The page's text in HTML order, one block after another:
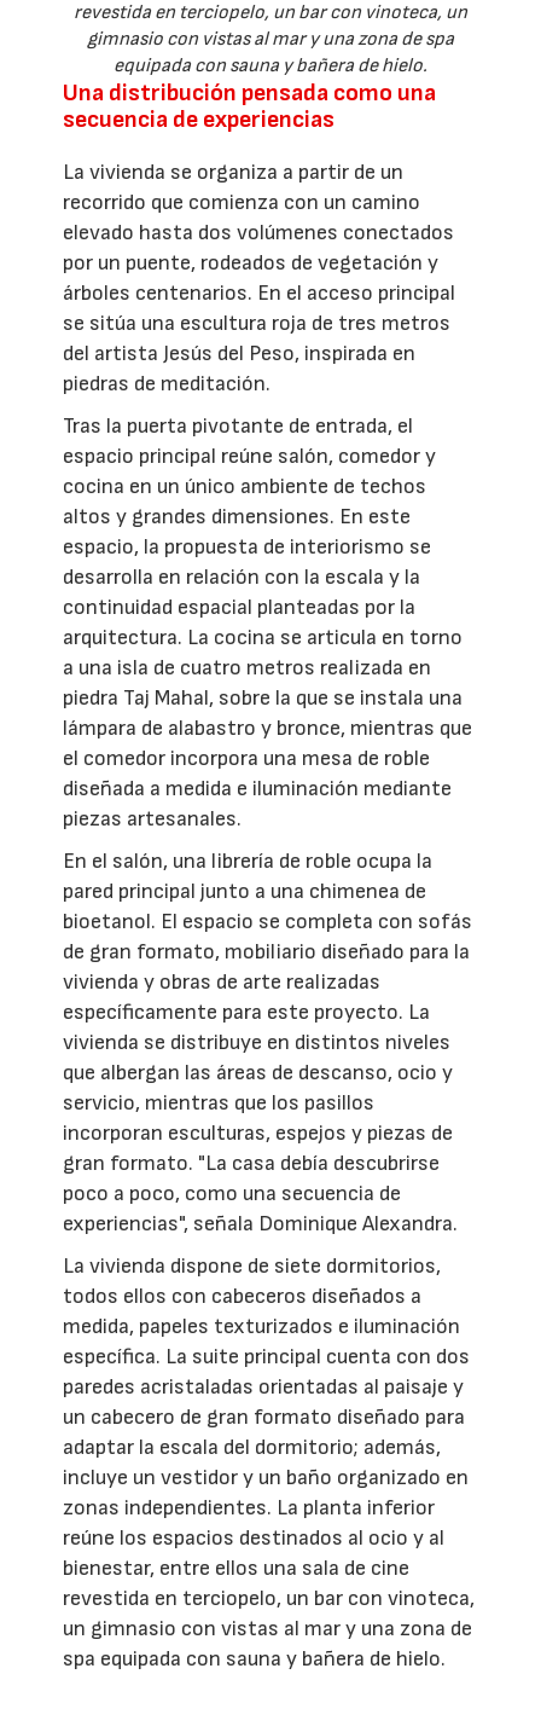
revestida en terciopelo, un bar con vinoteca, un
gimnasio con vistas al mar y una zona de spa
equipada con sauna y bañera de hielo.
Una distribución pensada como una
secuencia de experiencias
La vivienda se organiza a partir de un
recorrido que comienza con un camino
elevado hasta dos volúmenes conectados
por un puente, rodeados de vegetación y
árboles centenarios. En el acceso principal
se sitúa una escultura roja de tres metros
del artista Jesús del Peso, inspirada en
piedras de meditación.
Tras la puerta pivotante de entrada, el
espacio principal reúne salón, comedor y
cocina en un único ambiente de techos
altos y grandes dimensiones. En este
espacio, la propuesta de interiorismo se
desarrolla en relación con la escala y la
continuidad espacial planteadas por la
arquitectura. La cocina se articula en torno
a una isla de cuatro metros realizada en
piedra Taj Mahal, sobre la que se instala una
lámpara de alabastro y bronce, mientras que
el comedor incorpora una mesa de roble
diseñada a medida e iluminación mediante
piezas artesanales.
En el salón, una librería de roble ocupa la
pared principal junto a una chimenea de
bioetanol. El espacio se completa con sofás
de gran formato, mobiliario diseñado para la
vivienda y obras de arte realizadas
específicamente para este proyecto. La
vivienda se distribuye en distintos niveles
que albergan las áreas de descanso, ocio y
servicio, mientras que los pasillos
incorporan esculturas, espejos y piezas de
gran formato. "La casa debía descubrirse
poco a poco, como una secuencia de
experiencias", señala Dominique Alexandra.
La vivienda dispone de siete dormitorios,
todos ellos con cabeceros diseñados a
medida, papeles texturizados e iluminación
específica. La suite principal cuenta con dos
paredes acristaladas orientadas al paisaje y
un cabecero de gran formato diseñado para
adaptar la escala del dormitorio; además,
incluye un vestidor y un baño organizado en
zonas independientes. La planta inferior
reúne los espacios destinados al ocio y al
bienestar, entre ellos una sala de cine
revestida en terciopelo, un bar con vinoteca,
un gimnasio con vistas al mar y una zona de
spa equipada con sauna y bañera de hielo.